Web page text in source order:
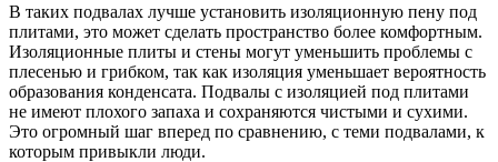
В таких подвалах лучше установить изоляционную пену под
плитами, это может сделать пространство более комфортным.
Изоляционные плиты и стены могут уменьшить проблемы с
плесенью и грибком, так как изоляция уменьшает вероятность
образования конденсата. Подвалы с изоляцией под плитами
не имеют плохого запаха и сохраняются чистыми и сухими.
Это огромный шаг вперед по сравнению, с теми подвалами, к
которым привыкли люди.